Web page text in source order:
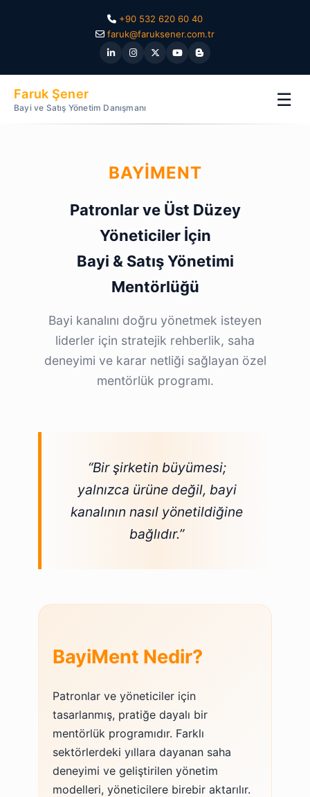
+90 532 620 60 40
faruk@faruksener.com.tr
Faruk Şener
Bayi ve Satış Yönetim Danışmanı ☰
BAYIMENT
Patronlar ve Üst Düzey
Yöneticiler İçin
Bayi & Satış Yönetimi
Mentörlüğü
Bayi kanalını doğru yönetmek isteyen
liderler için stratejik rehberlik, saha
deneyimi ve karar netliği sağlayan özel
mentörlük programı.
“Bir şirketin büyümesi;
yalnızca ürüne değil, bayi
kanalının nasıl yönetildiğine
bağlıdır.”
BayiMent Nedir?
Patronlar ve yöneticiler için
tasarlanmış, pratiğe dayalı bir
mentörlük programıdır. Farklı
sektörlerdeki yıllara dayanan saha
deneyimi ve geliştirilen yönetim
modelleri, yöneticilere birebir aktarılır.